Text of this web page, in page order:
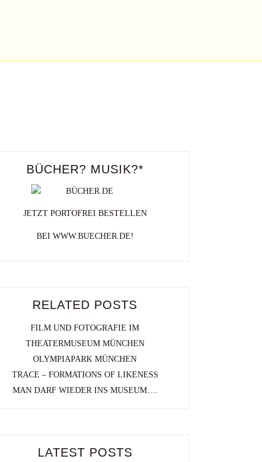
BÜCHER? MUSIK?*
JETZT PORTOFREI BESTELLEN
BEI WWW.BUECHER.DE!
RELATED POSTS
FILM UND FOTOGRAFIE IM
THEATERMUSEUM MÜNCHEN
OLYMPIAPARK MÜNCHEN
TRACE – FORMATIONS OF LIKENESS
MAN DARF WIEDER INS MUSEUM….
LATEST POSTS